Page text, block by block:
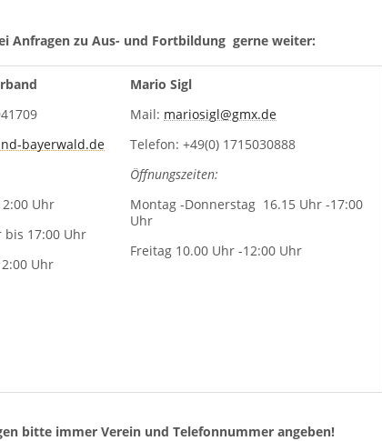
Anfragen zu Aus- und Fortbildung gerne weiter:
bayerwald.de
Uhr
bis 17:00 Uhr
Uhr
Mario Sigl
Mail: mariosigl@gmx.de
Telefon: +49(0) 1715030888
Öffnungszeiten:
Montag -Donnerstag 16.15 Uhr -17:00
Uhr
Freitag 10.00 Uhr -12:00 Uhr
bitte immer Verein und Telefonnummer angeben!